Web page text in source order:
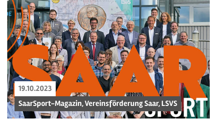
19.10.2023
SaarSport-Magazin, Vereinsförderung Saar, LSVS